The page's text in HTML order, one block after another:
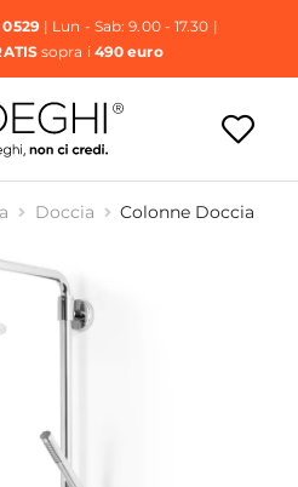
0529| Lun - Sab: 9.00 - 17.30 |
sopra i 490 euro
Doccia Colonne Doccia